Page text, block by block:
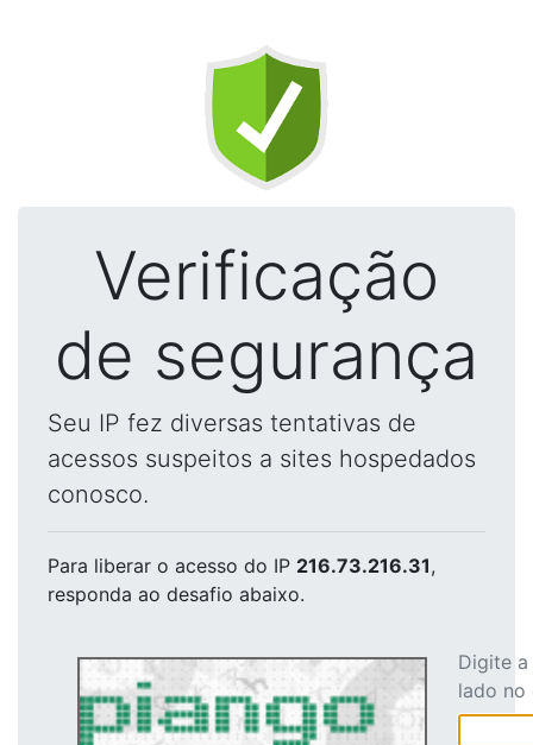
Verificação
de segurança
Seu IP fez diversas tentativas de
acessos suspeitos a sites hospedados
conosco.
Para liberar o acesso do IP 216.73.216.31,
responda ao desafio abaixo.
Digite
lado no